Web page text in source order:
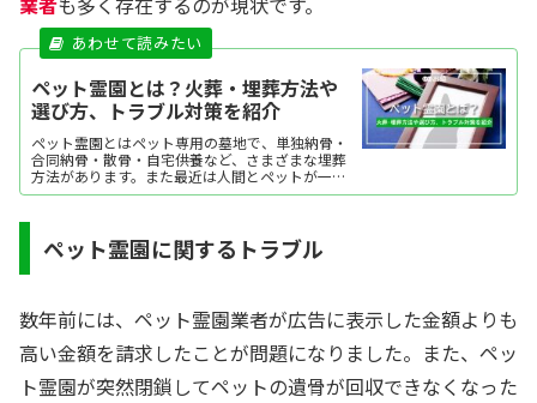
ペット霊園とは？火葬・埋葬方法や
選び方、トラブル対策を紹介
ペット霊園とはペット専用の墓地で、単独納骨・
合同納骨・散骨・自宅供養など、さまざまな埋葬
方法があります。また最近は人間とペットが一緒
に入れるお墓も増加中です。ここでは、ペット霊
ペット霊園に関するトラブル
数年前には、ペット霊園業者が広告に表示した金額よりも
高い金額を請求したことが問題になりました。また、ペッ
ト霊園が突然閉鎖してペットの遺骨が回収できなくなった